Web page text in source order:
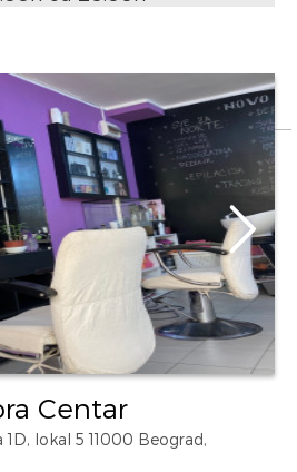
Centar
lokal 5 11000 Beograd,